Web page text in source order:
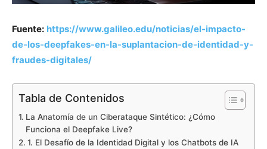
Fuente: https://www.galileo.edu/noticias/el-impacto-
de-los-deepfakes-en-la-suplantacion-de-identidad-y-
fraudes-digitales/
Tabla de Contenidos
La Anatomía de un Ciberataque Sintético: ¿Cómo
Funciona el Deepfake Live?
1. El Desafío de la Identidad Digital y los Chatbots de IA